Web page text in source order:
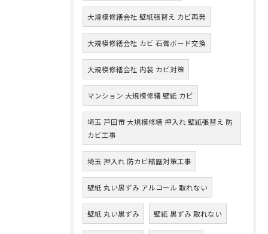
大規模修繕会社 壁紙張替え カビ再発
大規模修繕会社 カビ 石膏ボード交換
大規模修繕会社 内装 カビ対策
マンション 大規模修繕 壁紙 カビ
埼玉 戸田市 大規模修繕 押入れ 壁紙張替え 防
カビ工事
埼玉 押入れ 防カビ結露対策工事
壁紙 丸い黒ずみ アルコール 取れない
壁紙 丸い黒ずみ 壁紙 黒ずみ 取れない